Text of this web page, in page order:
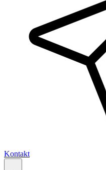
Kontakt